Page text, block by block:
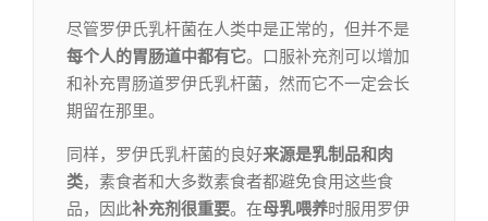
尽管罗伊氏乳杆菌在人类中是正常的，但并不是
每个人的胃肠道中都有它。口服补充剂可以增加
和补充胃肠道罗伊氏乳杆菌，然而它不一定会长
期留在那里。
同样，罗伊氏乳杆菌的良好来源是乳制品和肉
类，素食者和大多数素食者都避免食用这些食
品，因此补充剂很重要。在母乳喂养时服用罗伊